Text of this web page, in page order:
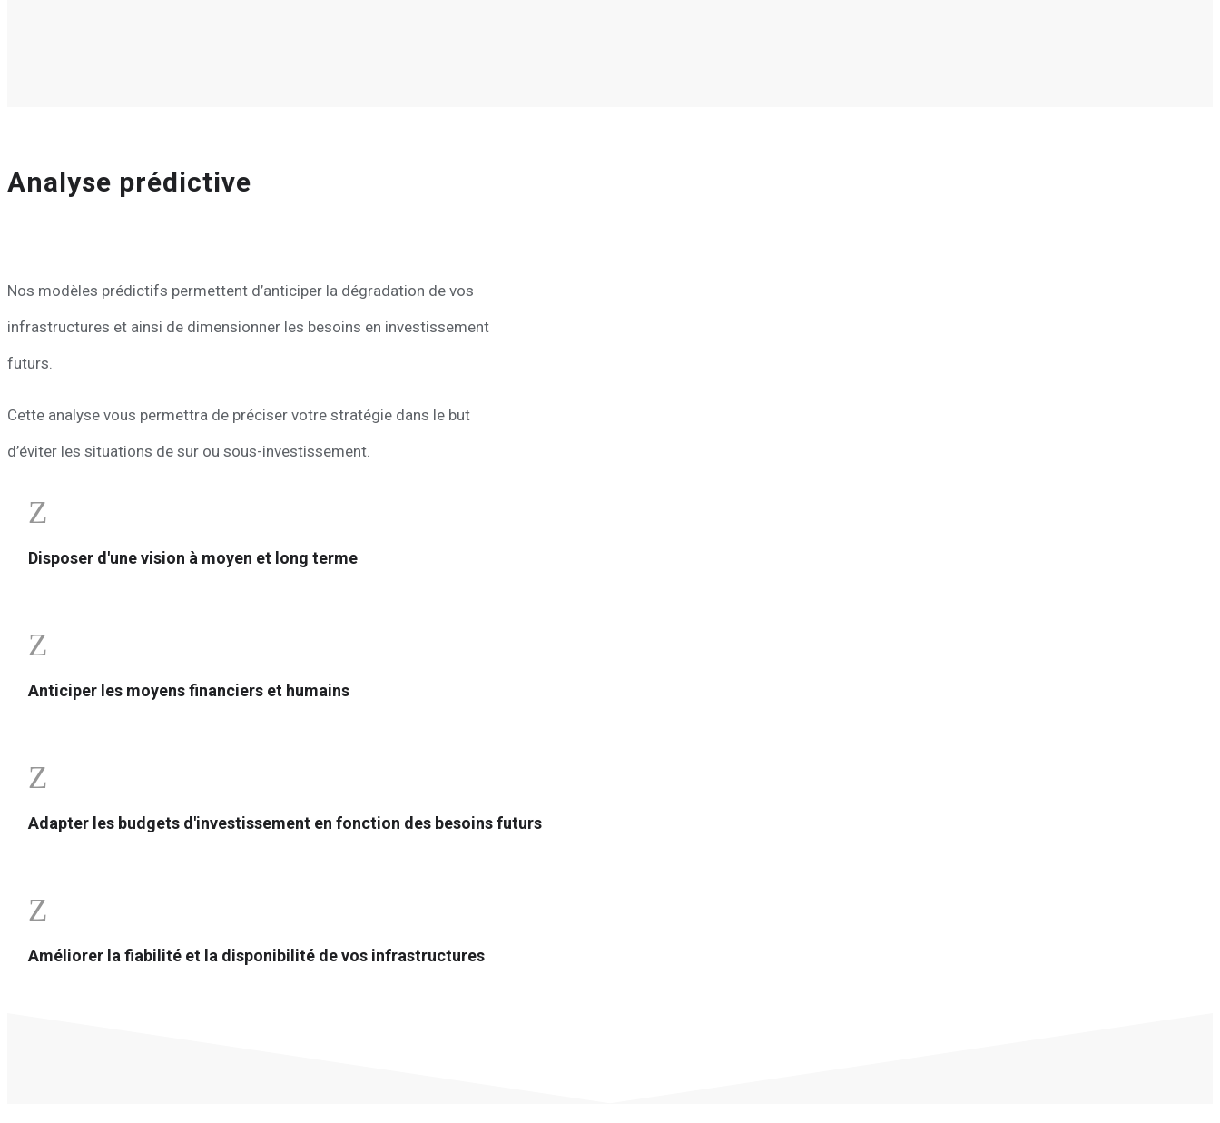
Analyse prédictive
Nos modèles prédictifs permettent d’anticiper la dégradation de vos
infrastructures et ainsi de dimensionner les besoins en investissement
futurs.
Cette analyse vous permettra de préciser votre stratégie dans le but
d’éviter les situations de sur ou sous-investissement.
Z
Disposer d'une vision à moyen et long terme
Z
Anticiper les moyens financiers et humains
Z
Adapter les budgets d'investissement en fonction des besoins futurs
Z
Améliorer la fiabilité et la disponibilité de vos infrastructures